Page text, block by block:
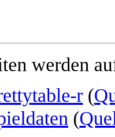
werden
r (
(